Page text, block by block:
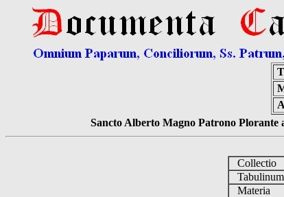
Sancto Alberto Magno Patrono Plorante
Collectio
Tabulinum
Materia